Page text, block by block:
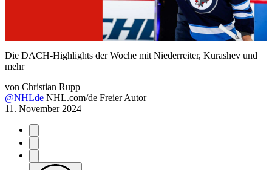
Video
Die DACH-Highlights der Woche mit Niederreiter, Kurashev und
mehr
von Christian Rupp
@NHLde NHL.com/de Freier Autor
11. November 2024